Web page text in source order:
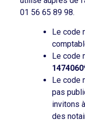
01 56 65 89 98.
Le code
Le code
Le code
pas
invitons
des